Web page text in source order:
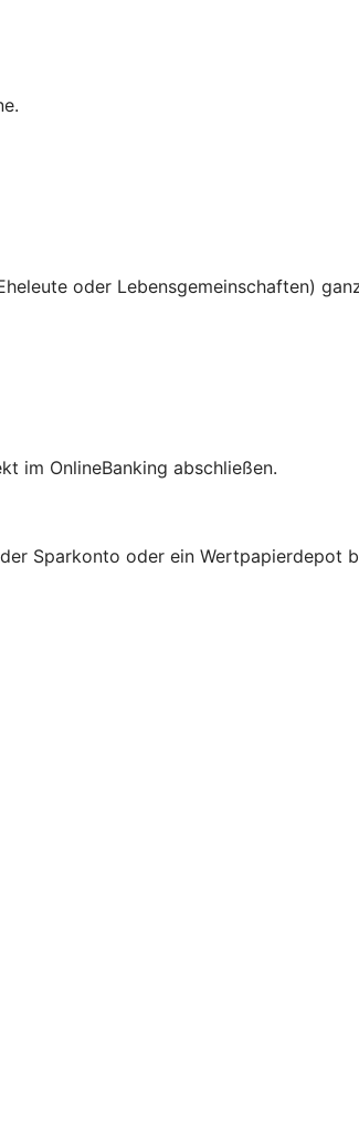
oder Lebensgemeinschaften)
im OnlineBanking abschließen.
Sparkonto oder ein Wertpapierdepot